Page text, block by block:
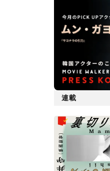
連載